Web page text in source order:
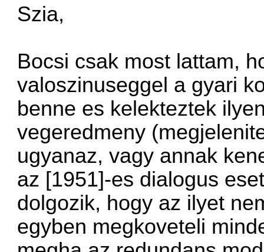
Szia,
Bocsi csak most lattam,
valoszinuseggel a gyari
benne es kelekteztek
vegeredmeny
ugyanaz, vagy annak
az [1951]-es dialogus
dolgozik, hogy az ilyet
egyben megkoveteli